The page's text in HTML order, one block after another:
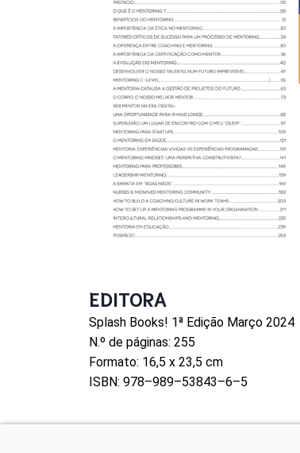
EDITORA
Splash Books! 1ª Edição Março 2024
N.º de páginas: 255
Formato: 16,5 x 23,5 cm
ISBN: 978–989–53843–6–5